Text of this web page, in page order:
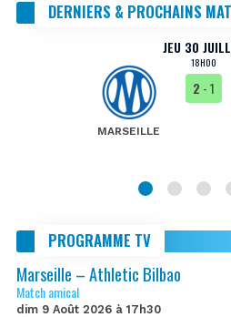
DERNIERS & PROCHAINS
JEU 30
18H00
MARSEILLE
2 - 1
PROGRAMME TV
Marseille – Athletic Bilbao
Match amical
dim 9 Août 2026 à 17h30